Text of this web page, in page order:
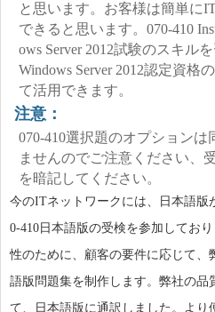
と思います。お客様は簡単に
できると思います。070-410
ows Server 2012試験のスキル
Windows Server 2012認定資格
て活用できます。
注意：
070-410選択題のオプションは
ませんのでご注意ください、
を暗記してください。
今のITネットワークには、日本語版
0-410日本語版の受検を参加してお
性のために、顧客の要件に応じて、
語版 問題集を制作します。弊社の品
て、日本語版に通訳しました。より